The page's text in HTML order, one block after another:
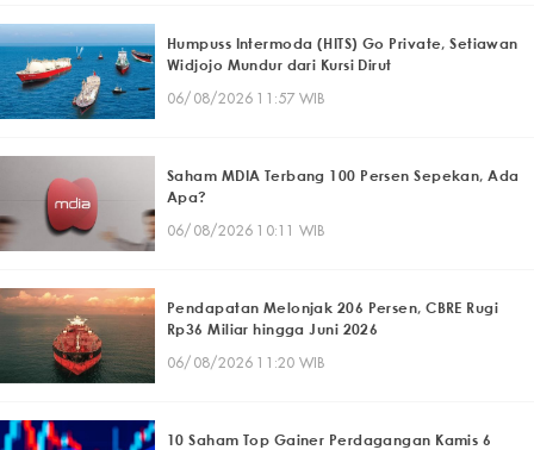
Humpuss Intermoda (HITS) Go Private, Setiawan
Widjojo Mundur dari Kursi Dirut
06/08/2026 11:57 WIB
Saham MDIA Terbang 100 Persen Sepekan, Ada
Apa?
06/08/2026 10:11 WIB
Pendapatan Melonjak 206 Persen, CBRE Rugi
Rp36 Miliar hingga Juni 2026
06/08/2026 11:20 WIB
10 Saham Top Gainer Perdagangan Kamis 6